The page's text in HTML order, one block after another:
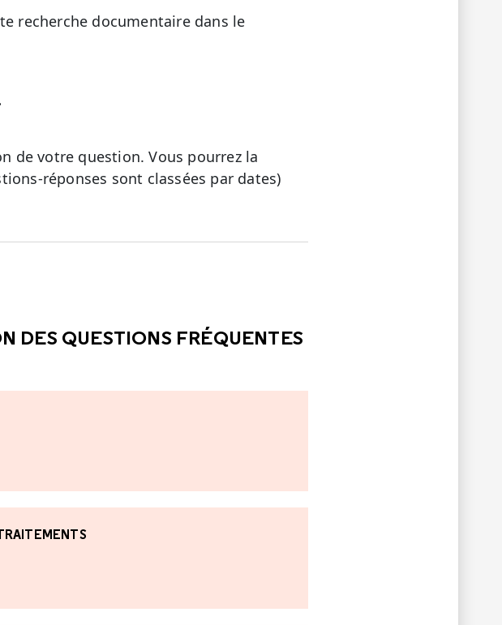
recherche documentaire dans le
de votre question. Vous pourrez la
réponses sont classées par dates)
DES QUESTIONS FRÉQUENTES